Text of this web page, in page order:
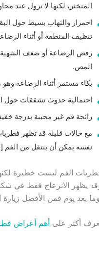
المتخثر، لكنها لا تزول عند
احمرار والتهاب بسيط حول
تنظيف المنطقة أو أثناء
رفض الرضاعة أو ضعف الشهية
المص.
بكاء مستمر أثناء الرضاعة
احتمالية حدوث تشققات حول
رائحة فم غير محببة بدرجة
نفسه يمكن أن ينتقل من الفم
الفم ليست خطيرة
يظهر الانزعاج فقط في
بعد يوم فمن الأفضل
أكثر على أهم أعراض